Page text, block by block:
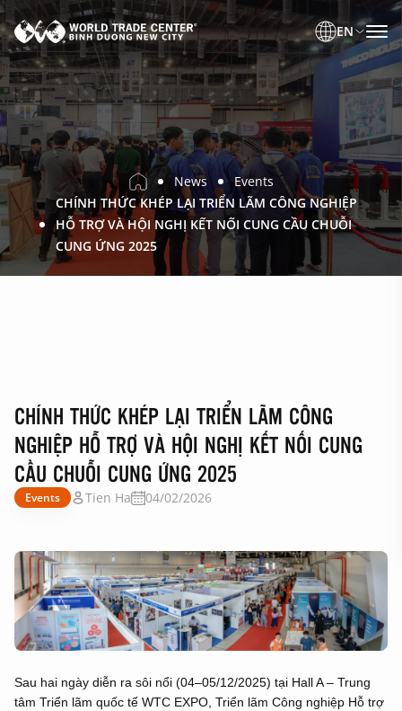
EN
News
Events
CHÍNH THỨC KHÉP LẠI TRIỂN LÃM CÔNG NGHIỆP
HỖ TRỢ VÀ HỘI NGHỊ KẾT NỐI CUNG CẦU CHUỖI
CUNG ỨNG 2025
CHÍNH THỨC KHÉP LẠI TRIỂN LÃM CÔNG
NGHIỆP HỖ TRỢ VÀ HỘI NGHỊ KẾT NỐI CUNG
CẦU CHUỖI CUNG ỨNG 2025
Events Tien Ha 04/02/2026
Sau hai ngày diễn ra sôi nổi (04–05/12/2025) tại Hall A – Trung
tâm Triển lãm quốc tế WTC EXPO, Triển lãm Công nghiệp Hỗ trợ